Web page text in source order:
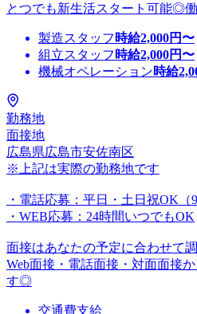
とつでも新生活スタート可能◎
製造スタッフ 時給2,000円〜
組立スタッフ 時給2,000円〜
機械オペレーション時給
勤務地
面接地
広島県広島市安佐南区
※上記は実際の勤務地です
・電話応募：平日・土日祝OK（
・WEB応募：24時間いつでもOK
面接はあなたの予定に合わせて
Web面接・電話面接・対面面接
す◎
交通費支給